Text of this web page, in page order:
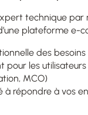
technique
plateforme e-
des besoins
pour les
MCO)
à répondre à vos